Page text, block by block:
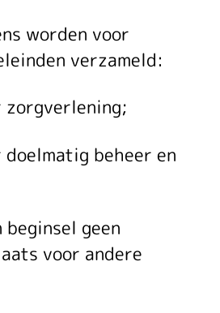
worden voor
verzameld:
beheer en
geen
voor andere